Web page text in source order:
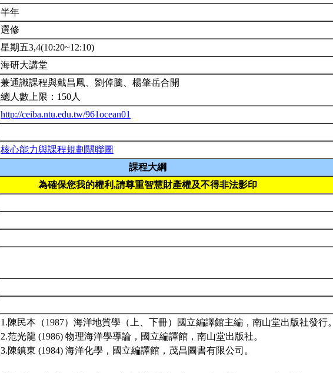
半年
選修
星期五3,4(10:20~12:10)
海研大講堂
兼通識課程與戴昌鳳、劉倬騰、楊肇岳合開
總人數上限：150人
http://ceiba.ntu.edu.tw/961ocean01
核心能力與課程規劃關聯圖
課程大綱
為確保您我的權利,請尊重智慧財產權及不得非法影印
1.陳民本（1987）海洋地質學（上、下冊）國立編譯館主編，南山堂出版社發行。
2.范光龍 (1986) 物理海洋學導論，國立編譯館，南山堂出版社。
3.陳鎮東 (1984) 海洋化學，國立編譯館，茂昌圖書有限公司。